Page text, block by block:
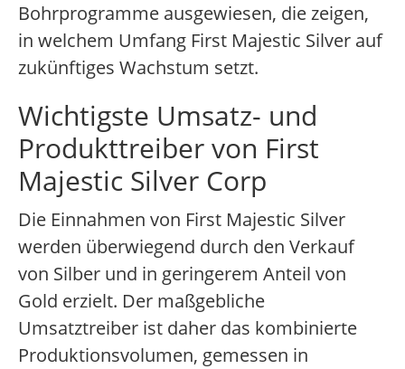
Bohrprogramme ausgewiesen, die zeigen,
in welchem Umfang First Majestic Silver auf
zukünftiges Wachstum setzt.
Wichtigste Umsatz- und
Produkttreiber von First
Majestic Silver Corp
Die Einnahmen von First Majestic Silver
werden überwiegend durch den Verkauf
von Silber und in geringerem Anteil von
Gold erzielt. Der maßgebliche
Umsatztreiber ist daher das kombinierte
Produktionsvolumen, gemessen in